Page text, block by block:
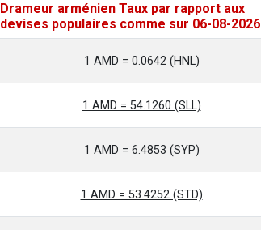
Drameur arménien Taux par rapport aux
devises populaires comme sur 06-08-2026
1 AMD = 0.0642 (HNL)
1 AMD = 54.1260 (SLL)
1 AMD = 6.4853 (SYP)
1 AMD = 53.4252 (STD)